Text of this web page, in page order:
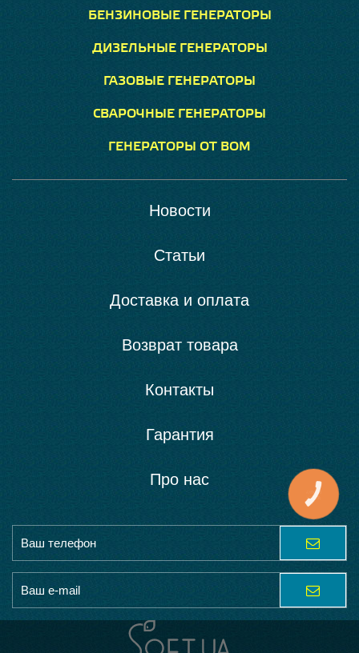
БЕНЗИНОВЫЕ ГЕНЕРАТОРЫ
ДИЗЕЛЬНЫЕ ГЕНЕРАТОРЫ
ГАЗОВЫЕ ГЕНЕРАТОРЫ
СВАРОЧНЫЕ ГЕНЕРАТОРЫ
ГЕНЕРАТОРЫ ОТ ВОМ
Новости
Статьи
Доставка и оплата
Возврат товара
Контакты
Гарантия
Про нас
КНОПКА
ЗВ'ЯЗКУ